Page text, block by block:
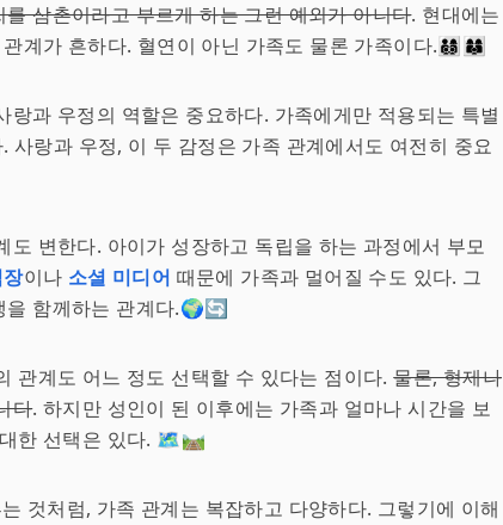
삼촌이라고 부르게 하는 그런 예외가 아니다. 현대에는
흔하다. 혈연이 아닌 가족도 물론 가족이다.👨‍👩‍👦‍👦👩‍👩‍👦
랑과 우정의 역할은 중요하다. 가족에게만 적용되는 특별
사랑과 우정, 이 두 감정은 가족 관계에서도 여전히 중요
도 변한다. 아이가 성장하고 독립을 하는 과정에서 부모
장이나 소셜 미디어 때문에 가족과 멀어질 수도 있다. 그
을 함께하는 관계다.🌍🔄
관계도 어느 정도 선택할 수 있다는 점이다.물론, 형제나
다. 하지만 성인이 된 이후에는 가족과 얼마나 시간을 보
대한 선택은 있다. 🗺️🛤️
것처럼, 가족 관계는 복잡하고 다양하다. 그렇기에 이해